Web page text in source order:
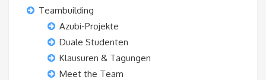
Teambuilding
Azubi-Projekte
Duale Studenten
Klausuren & Tagungen
Meet the Team